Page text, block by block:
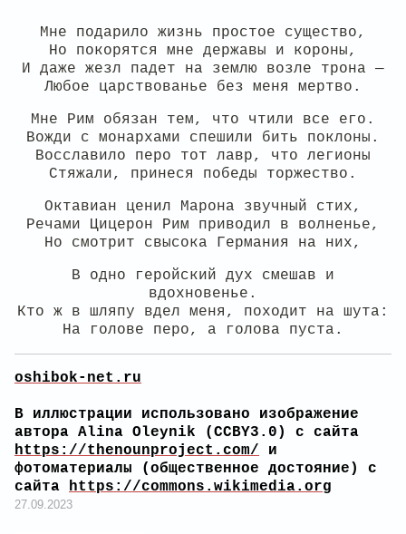
Мне подарило жизнь простое существо,
Но покорятся мне державы и короны,
И даже жезл падет на землю возле трона —
Любое царствованье без меня мертво.
Мне Рим обязан тем, что чтили все его.
Вожди с монархами спешили бить поклоны.
Восславило перо тот лавр, что легионы
Стяжали, принеся победы торжество.
Октавиан ценил Марона звучный стих,
Речами Цицерон Рим приводил в волненье,
Но смотрит свысока Германия на них,
В одно геройский дух смешав и
вдохновенье.
Кто ж в шляпу вдел меня, походит на шута:
На голове перо, а голова пуста.
oshibok-net.ru
В иллюстрации использовано изображение
автора Alina Oleynik (CCBY3.0) с сайта
https://thenounproject.com/ и
фотоматериалы (общественное достояние) с
сайта https://commons.wikimedia.org
27.09.2023